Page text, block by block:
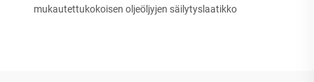
mukautettukokoisen oljeöljyjen säilytyslaatikko